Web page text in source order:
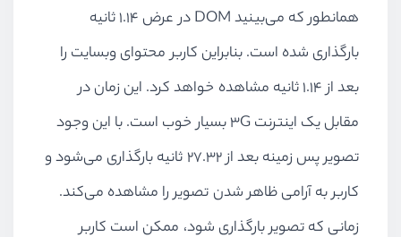
همانطور که می‌بینیدDOM
در عرض ۱.۱۴ ثانیه
بارگذاری شده است. بنابراین کاربر محتوای وبسایت را
بعد از ۱.۱۴ ثانیه مشاهده خواهد کرد. این زمان در
مقابل یک اینترنت3Gبسیار خوب است. با این وجود
تصویر پس زمینه بعد از ۲۷.۳۲ ثانیه بارگذاری می‌شود و
کاربر به آرامی ظاهر شدن تصویر را مشاهده می‌کند.
زمانی که تصویر بارگذاری شود، ممکن است کاربر